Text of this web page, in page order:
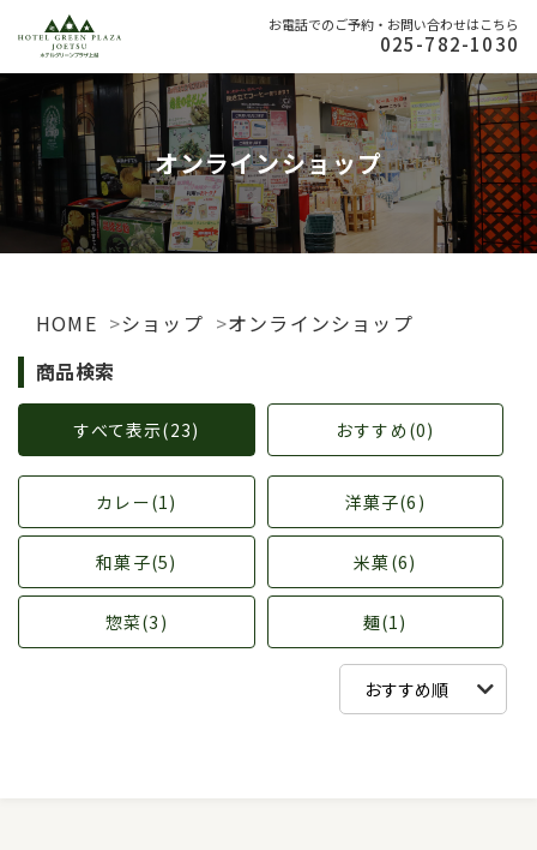
お電話でのご予約・お問い合わせはこちら
025-782-1030
オンラインショップ
HOME ショップ
オンラインショップ
商品検索
すべて表示(23) おすすめ(0)
カレー(1) 洋菓子(6)
和菓子(5) 米菓(6)
惣菜(3) 麺(1)